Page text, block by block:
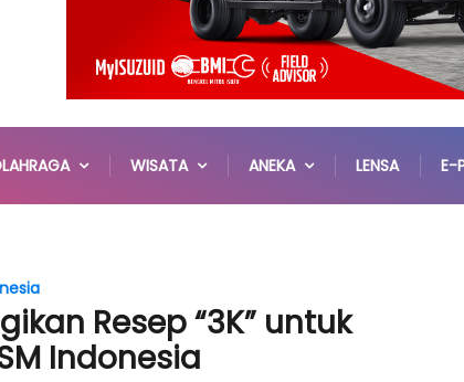
WISATA ANEKA LENSA E-
Resep “3K” untuk
Indonesia